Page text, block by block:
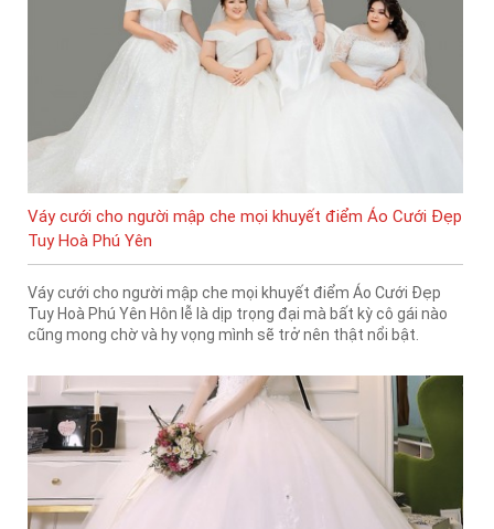
Váy cưới cho người mập che mọi khuyết điểm Áo Cưới Đẹp
Tuy Hoà Phú Yên
Váy cưới cho người mập che mọi khuyết điểm Áo Cưới Đẹp
Tuy Hoà Phú Yên Hôn lễ là dịp trọng đại mà bất kỳ cô gái nào
cũng mong chờ và hy vọng mình sẽ trở nên thật nổi bật.